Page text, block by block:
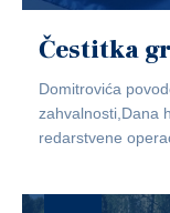
Čestitka
Domitrovića
zahvalnosti,Dana
redarstvene